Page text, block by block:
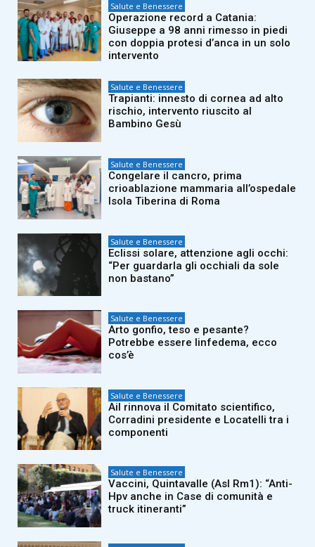
Salute e Benessere
Operazione record a Catania:
Giuseppe a 98 anni rimesso in piedi
con doppia protesi d’anca in un solo
intervento
Salute e Benessere
Trapianti: innesto di cornea ad alto
rischio, intervento riuscito al
Bambino Gesù
Salute e Benessere
Congelare il cancro, prima
crioablazione mammaria all’ospedale
Isola Tiberina di Roma
Salute e Benessere
Eclissi solare, attenzione agli occhi:
“Per guardarla gli occhiali da sole
non bastano”
Salute e Benessere
Arto gonfio, teso e pesante?
Potrebbe essere linfedema, ecco
cos’è
Salute e Benessere
Ail rinnova il Comitato scientifico,
Corradini presidente e Locatelli tra i
componenti
Salute e Benessere
Vaccini, Quintavalle (Asl Rm1): “Anti-
Hpv anche in Case di comunità e
truck itineranti”